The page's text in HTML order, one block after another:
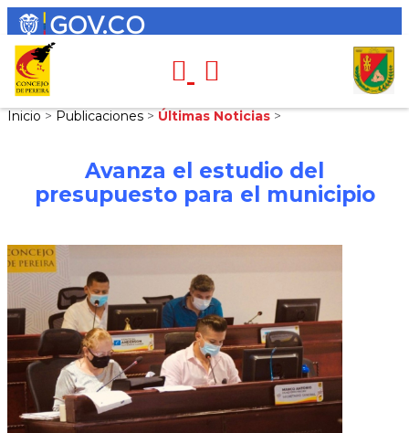
Inicio > Publicaciones > Últimas Noticias >
Avanza el estudio del
presupuesto para el municipio